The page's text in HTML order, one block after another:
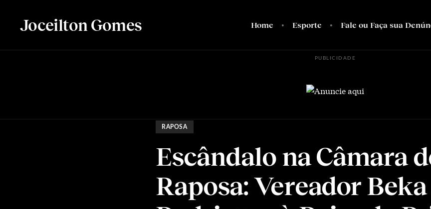
Joceilton Gomes Home Esporte Fale ou Faça sua
PUBLICIDADE
RAPOSA
Escândalo na Câmara
Raposa: Vereador Beka